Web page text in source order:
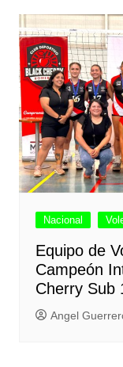
Nacional
Equipo de
Campeón
Cherry Sub
Angel